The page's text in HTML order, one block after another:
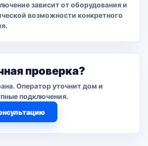
зависит от оборудования и
возможности конкретного
проверка?
Оператор уточнит дом и
подключения.